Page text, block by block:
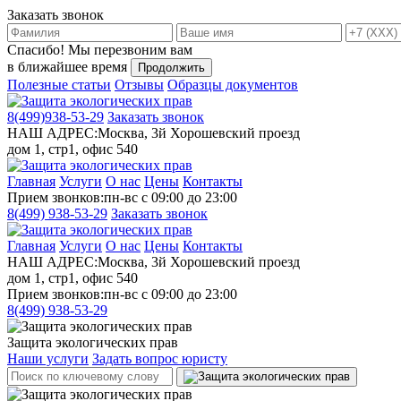
Заказать звонок
Спасибо! Мы перезвоним вам
в ближайшее время
Продолжить
Полезные статьи Отзывы Образцы документов
8(499)938-53-29 Заказать звонок
НАШ АДРЕС:Москва, 3й Хорошевский проезд
дом 1, стр1, офис 540
Главная Услуги О нас Цены Контакты
Прием звонков:пн-вс с 09:00 до 23:00
8(499) 938-53-29 Заказать звонок
Главная Услуги О нас Цены Контакты
НАШ АДРЕС:Москва, 3й Хорошевский проезд
дом 1, стр1, офис 540
Прием звонков:пн-вс с 09:00 до 23:00
8(499) 938-53-29
Защита экологических прав
Наши услуги Задать вопрос юристу